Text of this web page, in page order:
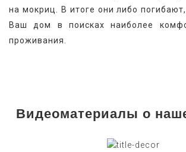
на мокриц. В итоге они либо
Ваш дом в поисках наиболее
проживания.
Видеоматериалы о